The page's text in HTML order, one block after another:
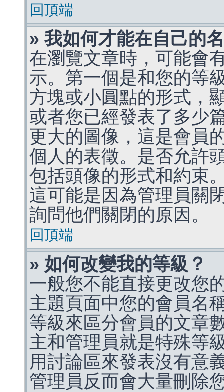
回頂端
» 我如何才能在自己的
在瀏覽文章時，可能會
示。第一個是和您的等
方塊或小圓點的形式，
或者您已經發表了多少
更大的圖像，這是會員
個人的表徵。是否允許
包括頭像的形式和約束
這可能是因為管理員關
詢問他們關閉的原因。
回頂端
» 如何改變我的等級？
一般您不能直接更改您
主題頁面中您的會員名
等級來區分會員的文章
主和管理員就是特殊等
用討論區來發表沒有意
管理員反而會大量刪除